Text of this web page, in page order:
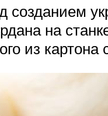
созданием
на
из